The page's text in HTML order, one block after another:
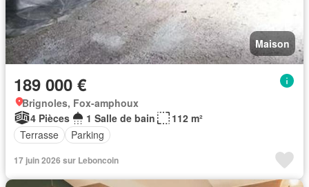
Maison
189 000 €
Brignoles, Fox-amphoux
4 Pièces
1 Salle de bain
112 m²
Terrasse
Parking
17 juin 2026 sur Leboncoin